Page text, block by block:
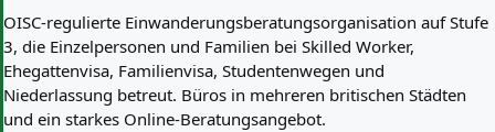
OISC-regulierte Einwanderungsberatungsorganisation auf Stufe
3, die Einzelpersonen und Familien bei Skilled Worker,
Ehegattenvisa, Familienvisa, Studentenwegen und
Niederlassung betreut. Büros in mehreren britischen Städten
und ein starkes Online-Beratungsangebot.